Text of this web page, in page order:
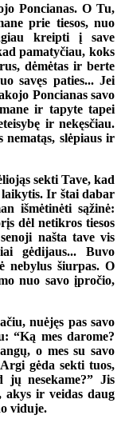
Poncianas. O Tu,
prie tiesos, nuo
kreipti į save
pamatyčiau, koks
dėmėtas ir berte
savęs paties... Jei
Poncianas savo
ir tapyte tapei
ir nekęsčiau.
slėpiaus ir
sekti Tave, kad
laikytis. Ir štai dabar
išmėtinėti sąžinė:
dėl netikros tiesos
našta tave vis
gėdijaus... Buvo
nebylus šiurpas. O
nuo savo įpročio,
nuėjęs pas savo
“Ką mes darome?
o mes su savo
gėda sekti tuos,
nesekame?” Jis
akys ir veidas daug
viduje.